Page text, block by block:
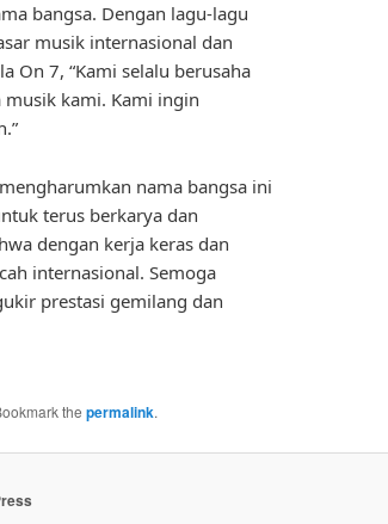
bangsa. Dengan lagu-lagu
musik internasional dan
On 7, “Kami selalu berusaha
kami. Kami ingin
nama bangsa ini
terus berkarya dan
dengan kerja keras dan
internasional. Semoga
prestasi gemilang dan
the permalink.